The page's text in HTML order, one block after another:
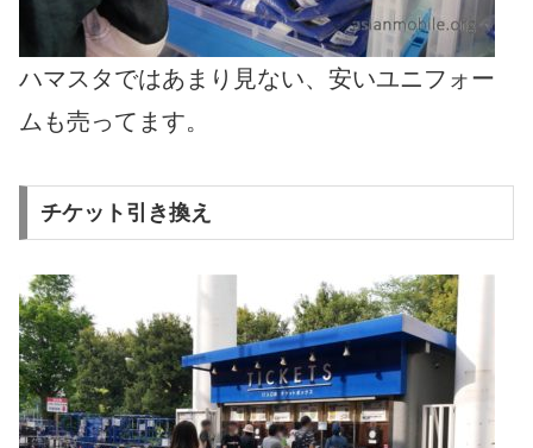
ハマスタではあまり見ない、安いユニフォー
ムも売ってます。
チケット引き換え